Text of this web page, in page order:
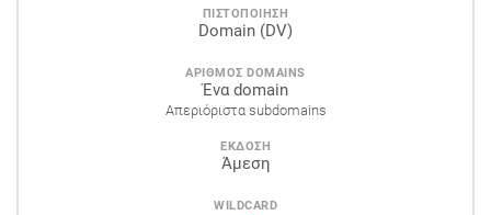
ΠΙΣΤΟΠΟΙΗΣΗ
Domain (DV)
ΑΡΙΘΜΟΣ DOMAINS
Ένα domain
Απεριόριστα subdomains
ΕΚΔΟΣΗ
Άμεση
WILDCARD